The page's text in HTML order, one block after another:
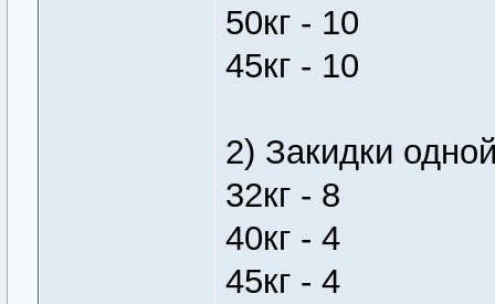
50кг - 10
45кг - 10
2) Закидки
32кг - 8
40кг - 4
45кг - 4